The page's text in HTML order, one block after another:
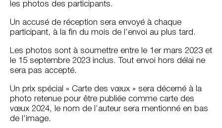
les photos des participants.
Un accusé de réception sera envoyé à chaque
participant, à la fin du mois de l’envoi au plus tard.
Les photos sont à soumettre entre le 1er mars 2023 et
le 15 septembre 2023 inclus. Tout envoi hors délai ne
sera pas accepté.
Un prix spécial « Carte des vœux » sera décerné à la
photo retenue pour être publiée comme carte des
vœux 2024, le nom de l’auteur sera mentionné en bas
de l’image.